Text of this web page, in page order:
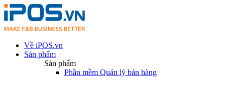
Về iPOS.vn
Sản phẩm
Sản phẩm
Phần mềm Quản lý bán hàng